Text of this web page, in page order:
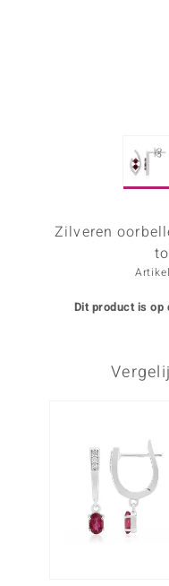
Zilveren
Dit product is op